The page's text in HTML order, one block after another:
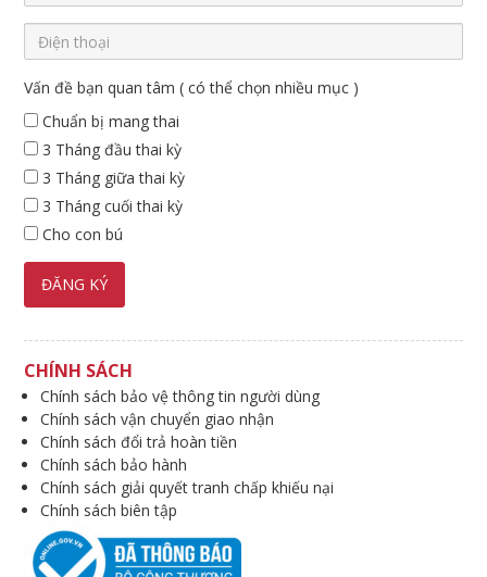
Vấn đề bạn quan tâm ( có thể chọn nhiều mục )
Chuẩn bị mang thai
3 Tháng đầu thai kỳ
3 Tháng giữa thai kỳ
3 Tháng cuối thai kỳ
Cho con bú
CHÍNH SÁCH
Chính sách bảo vệ thông tin người dùng
Chính sách vận chuyển giao nhận
Chính sách đổi trả hoàn tiền
Chính sách bảo hành
Chính sách giải quyết tranh chấp khiếu nại
Chính sách biên tập